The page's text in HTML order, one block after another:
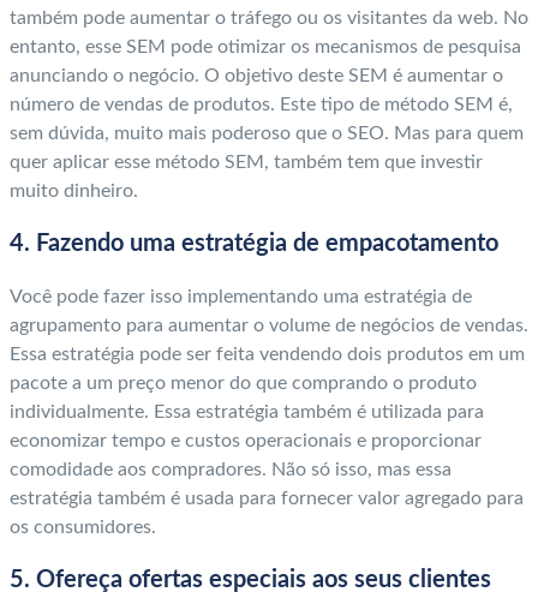
também pode aumentar o tráfego ou os visitantes da web. No
entanto, esse SEM pode otimizar os mecanismos de pesquisa
anunciando o negócio. O objetivo deste SEM é aumentar o
número de vendas de produtos. Este tipo de método SEM é,
sem dúvida, muito mais poderoso que o SEO. Mas para quem
quer aplicar esse método SEM, também tem que investir
muito dinheiro.
4. Fazendo uma estratégia de empacotamento
Você pode fazer isso implementando uma estratégia de
agrupamento para aumentar o volume de negócios de vendas.
Essa estratégia pode ser feita vendendo dois produtos em um
pacote a um preço menor do que comprando o produto
individualmente. Essa estratégia também é utilizada para
economizar tempo e custos operacionais e proporcionar
comodidade aos compradores. Não só isso, mas essa
estratégia também é usada para fornecer valor agregado para
os consumidores.
5. Ofereça ofertas especiais aos seus clientes